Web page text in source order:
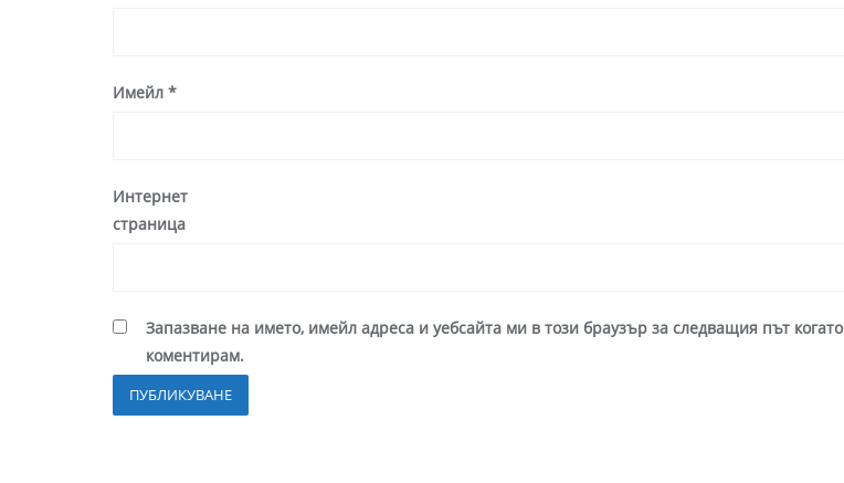
Имейл *
Интернет
страница
Запазване на името, имейл адреса и уебсайта ми в този браузър за следващия път когато
коментирам.